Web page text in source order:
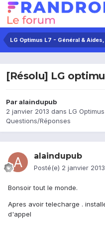
LG Optimus L7 - Général &
[Résolu] LG
Paralaindupub
2 janvier 2013 dans LG
Questions/Réponses
alaindupub
Posté(e) 2 janvier 2013
Bonsoir tout le monde.
Apres avoir telecharge .
d'appel